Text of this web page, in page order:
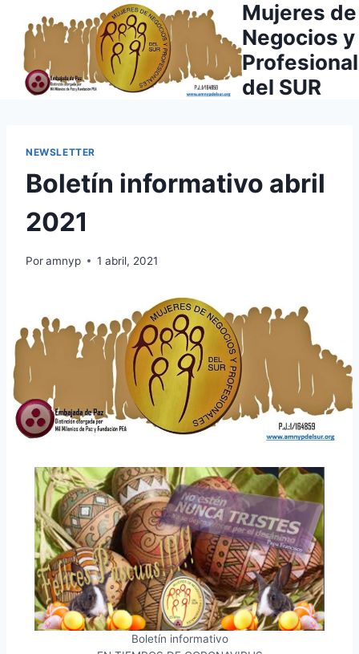
contenido
Mujeres de
Negocios y
del SUR
NEWSLETTER
Boletín informativo abril
2021
Poramnyp 1 abril, 2021
Boletín informativo